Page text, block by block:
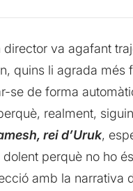
director va agafant
quins li agrada
se de forma
realment,
rei d’Uruk,
perquè no ho
amb la narrativa